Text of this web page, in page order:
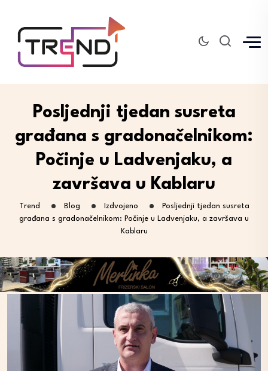
Posljednji tjedan susreta
građana s gradonačelnikom:
Počinje u Ladvenjaku, a
završava u Kablaru
Trend Blog Izdvojeno
Posljednji tjedan susreta
građana s gradonačelnikom: Počinje u Ladvenjaku, a završava u
Kablaru